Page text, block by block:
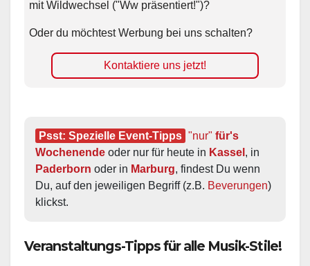
mit Wildwechsel ("Ww präsentiert!")?
Oder du möchtest Werbung bei uns schalten?
Kontaktiere uns jetzt!
Psst: Spezielle Event-Tipps "nur" für's
Wochenende oder nur für heute in Kassel
Paderborn oder in Marburg, findest Du wenn
Du, auf den jeweiligen Begriff (z.B. Beverungen)
klickst.
Veranstaltungs-Tipps für alle Musik-Stile!